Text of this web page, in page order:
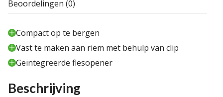
Beoordelingen (0)
Compact op te bergen
Vast te maken aan riem met behulp van clip
Geïntegreerde flesopener
Beschrijving